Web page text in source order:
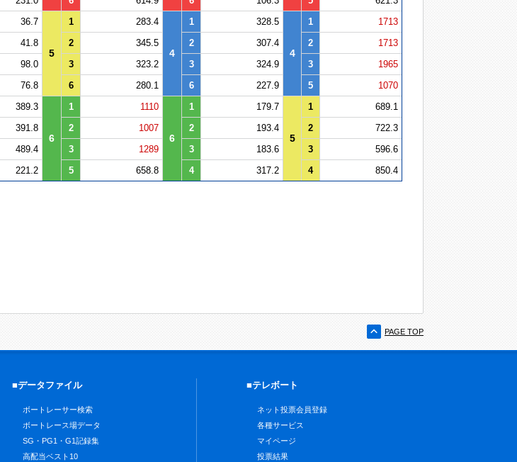
36.7
5
1 283.4
4
1 328.5
4
1
1713
41.8 2 345.5 2 307.4 2
1713
98.0 3 323.2 3 324.9 3
1965
76.8 6 280.1 6 227.9 5 1070
389.3
6
1 1110
6
1 179.7
5
1
689.1
391.8 2 1007 2 193.4 2
722.3
489.4 3 1289 3 183.6 3
596.6
221.2 5 658.8 4 317.2 4 850.4
PAGE TOP
■データファイル
ボートレーサー検索
ボートレース場データ
SG・PG1・G1記録集
高配当ベスト10
■テレボート
ネット投票会員登録
各種サービス
マイページ
投票結果